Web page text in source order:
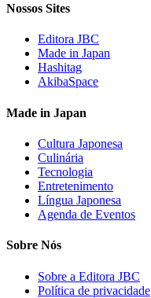
Nossos Sites
Editora JBC
Made in Japan
Hashitag
AkibaSpace
Made in Japan
Cultura Japonesa
Culinária
Tecnologia
Entretenimento
Língua Japonesa
Agenda de Eventos
Sobre Nós
Sobre a Editora JBC
Política de privacidade